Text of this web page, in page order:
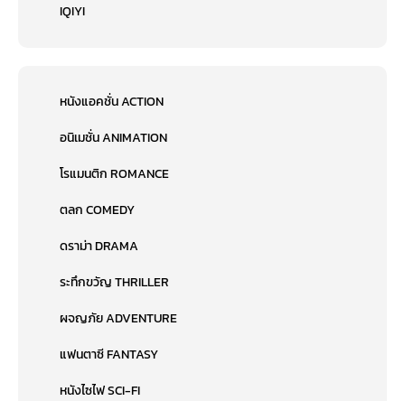
IQIYI
หนังแอคชั่น ACTION
อนิเมชั่น ANIMATION
โรแมนติก ROMANCE
ตลก COMEDY
ดราม่า DRAMA
ระทึกขวัญ THRILLER
ผจญภัย ADVENTURE
แฟนตาซี FANTASY
หนังไซไฟ SCI-FI